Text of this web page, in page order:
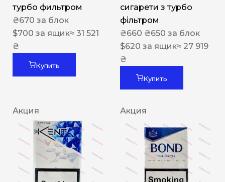
турбо фильтром
₴670 за блок
$700 за ящик≈ 31 521
₴
Купить
сигарети з турбо
фільтром
₴660 ₴650 за блок
$620 за ящик≈ 27 919
₴
Купить
Акция Акция